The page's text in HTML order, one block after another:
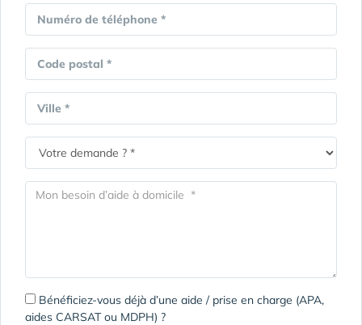
Numéro de téléphone *
Code postal *
Ville *
Bénéficiez-vous déjà d’une aide / prise en charge (APA,
aides CARSAT ou MDPH) ?